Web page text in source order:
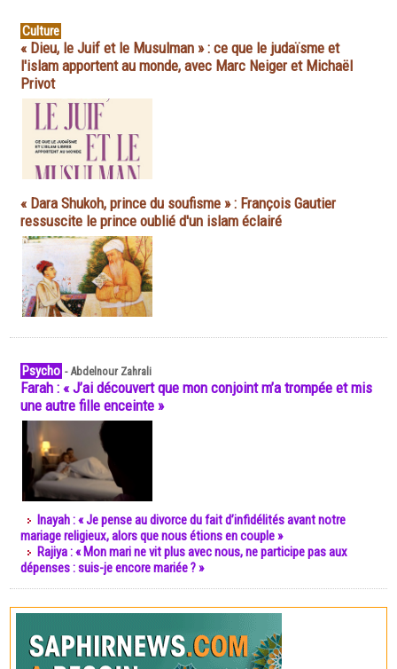
Culture
« Dieu, le Juif et le Musulman » : ce que le judaïsme et
l'islam apportent au monde, avec Marc Neiger et Michaël
Privot
« Dara Shukoh, prince du soufisme » : François Gautier
ressuscite le prince oublié d'un islam éclairé
Psycho -Abdelnour Zahrali
Farah : « J’ai découvert que mon conjoint m’a trompée et mis
une autre fille enceinte »
Inayah : « Je pense au divorce du fait d’infidélités avant notre
mariage religieux, alors que nous étions en couple »
Rajiya : « Mon mari ne vit plus avec nous, ne participe pas aux
dépenses : suis-je encore mariée ? »